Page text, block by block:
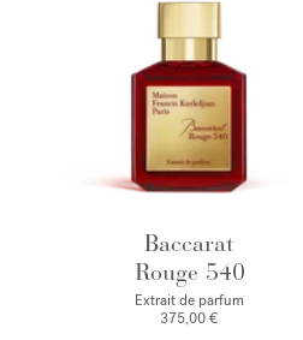
Baccarat
Rouge 540
Extrait de parfum
375,00 €